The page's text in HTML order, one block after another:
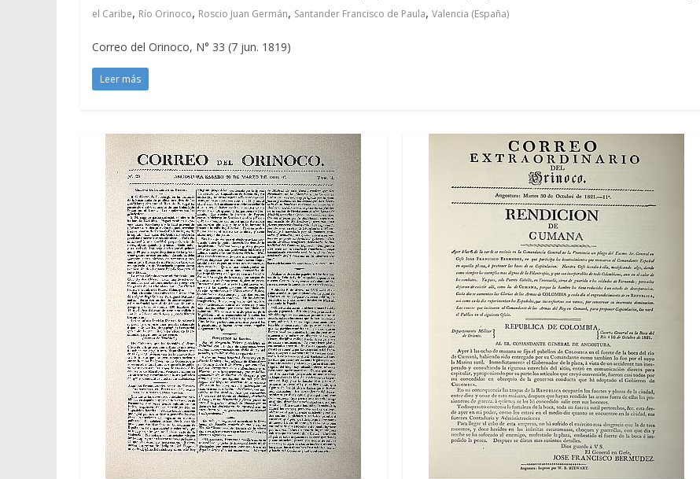
el Caribe, Río Orinoco, Roscio Juan Germán, Santander Francisco de Paula, Valencia (España)
Correo del Orinoco, N° 33 (7 jun. 1819)
Leer más